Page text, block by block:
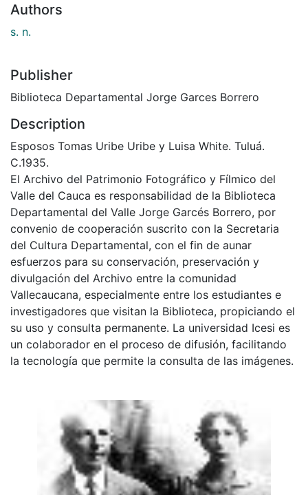
Authors
s. n.
Publisher
Biblioteca Departamental Jorge Garces Borrero
Description
Esposos Tomas Uribe Uribe y Luisa White. Tuluá.
C.1935.
El Archivo del Patrimonio Fotográfico y Fílmico del
Valle del Cauca es responsabilidad de la Biblioteca
Departamental del Valle Jorge Garcés Borrero, por
convenio de cooperación suscrito con la Secretaria
del Cultura Departamental, con el fin de aunar
esfuerzos para su conservación, preservación y
divulgación del Archivo entre la comunidad
Vallecaucana, especialmente entre los estudiantes e
investigadores que visitan la Biblioteca, propiciando el
su uso y consulta permanente. La universidad Icesi es
un colaborador en el proceso de difusión, facilitando
la tecnología que permite la consulta de las imágenes.